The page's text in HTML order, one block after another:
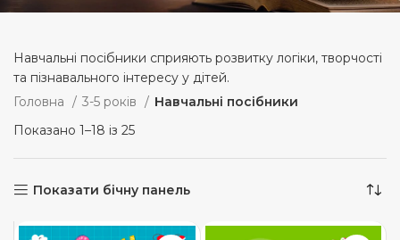
Навчальні посібники сприяють розвитку логіки, творчості
та пізнавального інтересу у дітей.
Головна
3-5 років
Навчальні посібники
Показано 1–18 із 25
Показати бічну панель